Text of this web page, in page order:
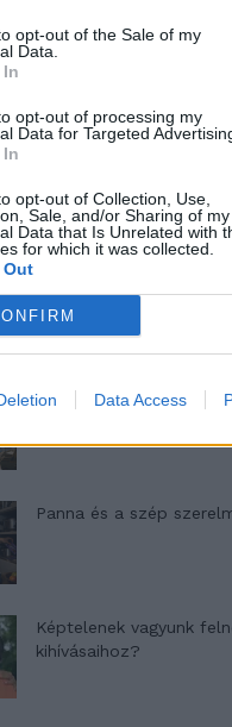
opt-out of the Sale of my
Data.
opt-out of processing my
Data for Targeted
opt-out of Collection, Use,
Sale, and/or Sharing of my
Data that Is Unrelated with
for which it was collected.
Data Access
Elyna Robbs: Adéle és
Nyár, nevetés,
Panna és a szép
Képtelenek vagyunk
kihívásaihoz?